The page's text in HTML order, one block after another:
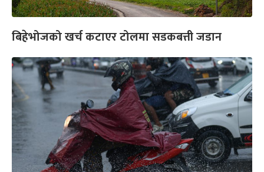
बिहेभोजको खर्च कटाएर टोलमा सडकबत्ती जडान